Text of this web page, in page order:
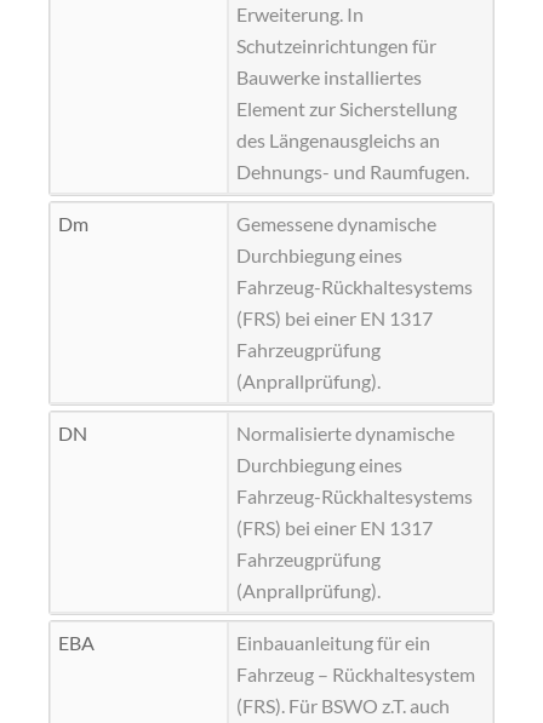
Erweiterung. In
Schutzeinrichtungen für
Bauwerke installiertes
Element zur Sicherstellung
des Längenausgleichs an
Dehnungs- und Raumfugen.
Dm
Gemessene dynamische
Durchbiegung eines
Fahrzeug-Rückhaltesystems
(FRS) bei einer EN 1317
Fahrzeugprüfung
(Anprallprüfung).
DN
Normalisierte dynamische
Durchbiegung eines
Fahrzeug-Rückhaltesystems
(FRS) bei einer EN 1317
Fahrzeugprüfung
(Anprallprüfung).
EBA
Einbauanleitung für ein
Fahrzeug – Rückhaltesystem
(FRS). Für BSWO z.T. auch